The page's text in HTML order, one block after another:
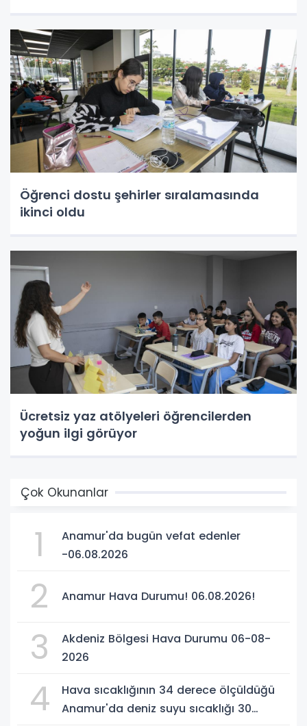
Öğrenci dostu şehirler sıralamasında
ikinci oldu
Ücretsiz yaz atölyeleri öğrencilerden
yoğun ilgi görüyor
Çok Okunanlar
1
Anamur'da bugün vefat edenler
-06.08.2026
2 Anamur Hava Durumu! 06.08.2026!
3
Akdeniz Bölgesi Hava Durumu 06-08-
2026
4
Hava sıcaklığının 34 derece ölçüldüğü
Anamur'da deniz suyu sıcaklığı 30